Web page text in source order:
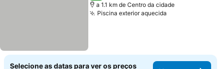
a 1.1 km de Centro da cidade
Piscina exterior aquecida
Selecione as datas para ver os preços